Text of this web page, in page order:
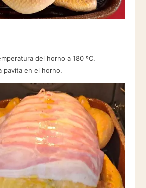
del horno a 180 ºC.
pavita en el horno.